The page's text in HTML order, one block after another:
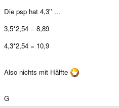
Die psp hat 4,3'' ...
3,5*2,54 = 8,89
4,3*2,54 = 10,9
Also nichts mit Hälfte
G